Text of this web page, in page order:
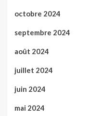
octobre 2024
septembre 2024
août 2024
juillet 2024
juin 2024
mai 2024